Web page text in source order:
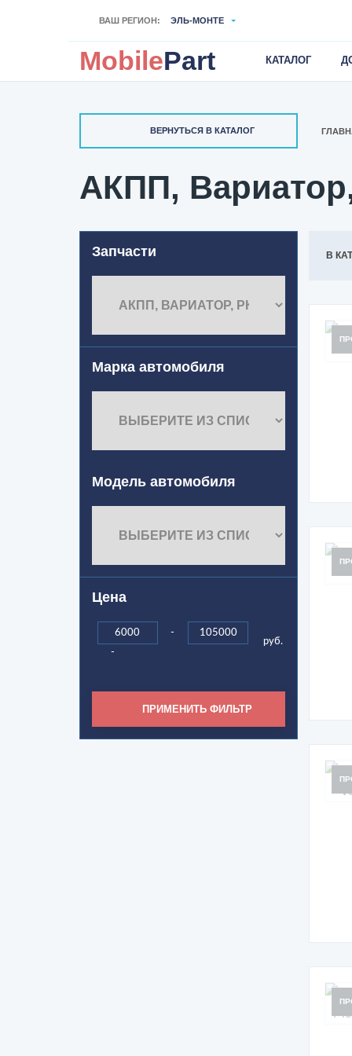
ВАШ РЕГИОН: ЭЛЬ-МОНТЕ
MobilePart КАТАЛОГ
ВЕРНУТЬСЯ В КАТАЛОГ
АКПП,
Запчасти
Марка автомобиля
Модель автомобиля
Цена
-
-
руб.
ПРИМЕНИТЬ ФИЛЬТР
В